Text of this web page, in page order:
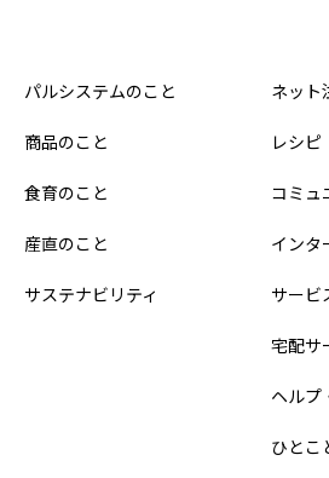
パルシステムのこと
商品のこと
食育のこと
産直のこと
サステナビリティ
ネット
レシピ
コミュ
インタ
サービ
宅配サ
ヘルプ
ひとこ